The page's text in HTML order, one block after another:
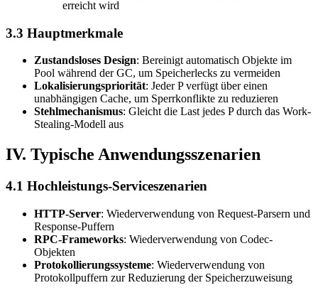
erreicht wird
3.3 Hauptmerkmale
Zustandsloses Design: Bereinigt automatisch Objekte im
Pool während der GC, um Speicherlecks zu vermeiden
Lokalisierungspriorität: Jeder P verfügt über einen
unabhängigen Cache, um Sperrkonflikte zu reduzieren
Stehlmechanismus: Gleicht die Last jedes P durch das Work-
Stealing-Modell aus
IV. Typische Anwendungsszenarien
4.1 Hochleistungs-Serviceszenarien
HTTP-Server: Wiederverwendung von Request-Parsern und
Response-Puffern
RPC-Frameworks: Wiederverwendung von Codec-
Objekten
Protokollierungssysteme: Wiederverwendung von
Protokollpuffern zur Reduzierung der Speicherzuweisung